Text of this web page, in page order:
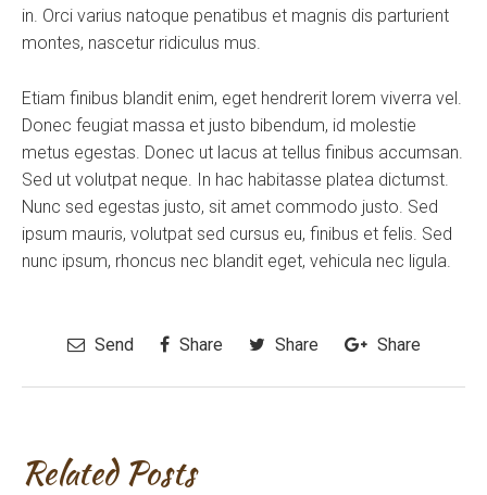
in. Orci varius natoque penatibus et magnis dis parturient
montes, nascetur ridiculus mus.
Etiam finibus blandit enim, eget hendrerit lorem viverra vel.
Donec feugiat massa et justo bibendum, id molestie
metus egestas. Donec ut lacus at tellus finibus accumsan.
Sed ut volutpat neque. In hac habitasse platea dictumst.
Nunc sed egestas justo, sit amet commodo justo. Sed
ipsum mauris, volutpat sed cursus eu, finibus et felis. Sed
nunc ipsum, rhoncus nec blandit eget, vehicula nec ligula.
Send Share Share Share
Related Posts